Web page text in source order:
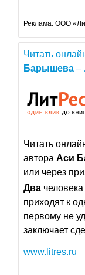
Реклама. ООО
Читать
Барышева –
Читать
автораАси
или через
Два человека
приходят к
первому не
заключает
www.litres.ru